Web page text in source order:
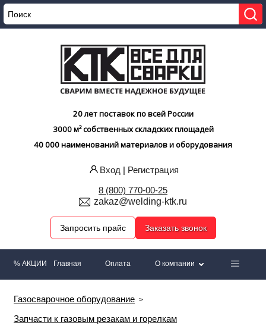
20 лет поставок по всей России
3000 м² собственных складских площадей
40 000 наименований материалов и оборудования
Вход | Регистрация
8 (800) 770-00-25
zakaz@welding-ktk.ru
Запросить прайс Заказать звонок
% АКЦИИ Главная Оплата О компании
Газосварочное оборудование
Запчасти к газовым резакам и горелкам